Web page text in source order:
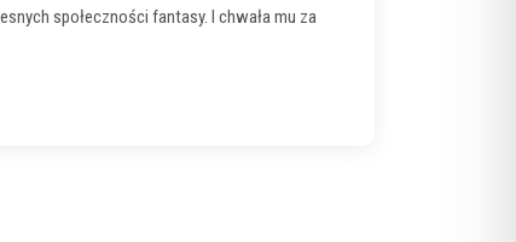
społeczności fantasy. I chwała mu za